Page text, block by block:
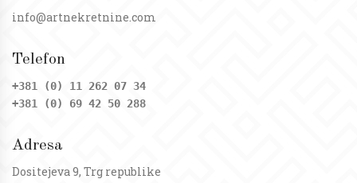
info@artnekretnine.com
Telefon
+381 (0) 11 262 07 34
+381 (0) 69 42 50 288
Adresa
Dositejeva 9, Trg republike